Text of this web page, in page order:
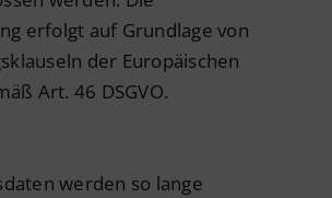
erfolgt auf Grundlage von
der Europäischen
Art. 46 DSGVO.
werden so lange